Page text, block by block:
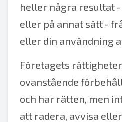
heller några resultat
eller på annat sätt -
eller din användning
Företagets
ovanstående
och har rätten, men
att radera, avvisa